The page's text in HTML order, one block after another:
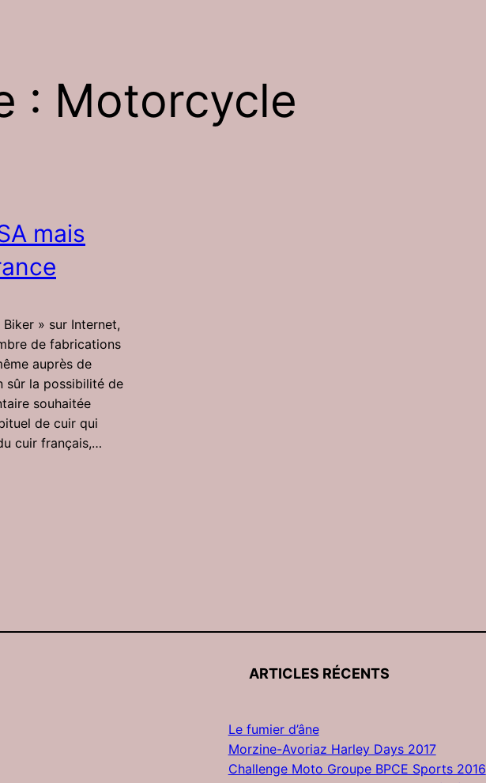
: Motorcycle
mais
» sur Internet,
de fabrications
auprès de
sûr la possibilité de
souhaitée
de cuir qui
cuir français,…
ARTICLES RÉCENTS
Le fumier d’âne
Morzine-Avoriaz Harley Days 2017
Challenge Moto Groupe BPCE Sports 2016